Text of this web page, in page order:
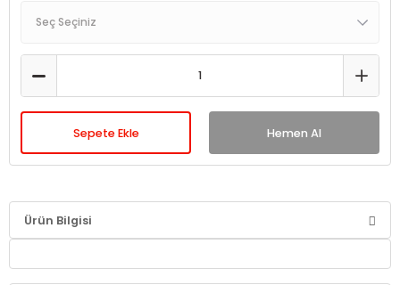
Sepete Ekle Hemen Al
Ürün Bilgisi